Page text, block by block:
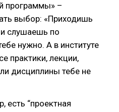
программы» –
выбор: «Приходишь
слушаешь по
нужно. А в институте
практики, лекции,
дисциплины тебе не
есть “проектная